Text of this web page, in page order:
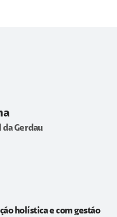
da Gerdau
holística e com gestão